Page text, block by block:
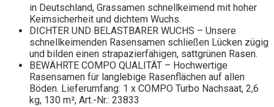
in Deutschland, Grassamen schnellkeimend mit hoher
Keimsicherheit und dichtem Wuchs.
DICHTER UND BELASTBARER WUCHS – Unsere
schnellkeimenden Rasensamen schließen Lücken zügig
und bilden einen strapazierfähigen, sattgrünen Rasen.
BEWÄHRTE COMPO QUALITÄT – Hochwertige
Rasensamen für langlebige Rasenflächen auf allen
Böden. Lieferumfang: 1 x COMPO Turbo Nachsaat, 2,6
kg, 130 m², Art.-Nr.: 23833